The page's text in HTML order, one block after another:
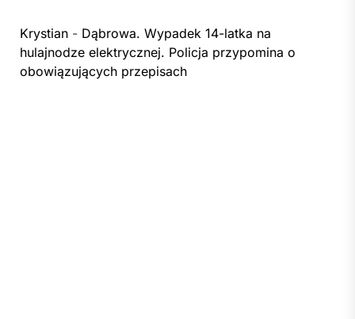
Krystian - Dąbrowa. Wypadek 14-latka na
hulajnodze elektrycznej. Policja przypomina o
obowiązujących przepisach